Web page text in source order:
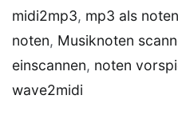
midi2mp3, mp3 als noten
noten, Musiknoten
einscannen, noten
wave2midi